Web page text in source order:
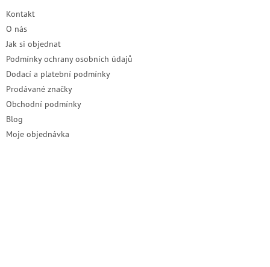
Kontakt
O nás
Jak si objednat
Podmínky ochrany osobních údajů
Dodací a platební podmínky
Prodávané značky
Obchodní podmínky
Blog
Moje objednávka